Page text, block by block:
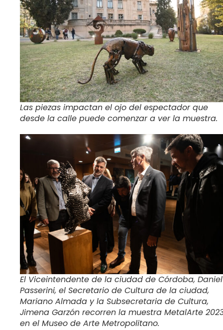
Las piezas impactan el ojo del espectador que
desde la calle puede comenzar a ver la muestra.
El Viceintendente de la ciudad de Córdoba, Daniel
Passerini, el Secretario de Cultura de la ciudad,
Mariano Almada y la Subsecretaria de Cultura,
Jimena Garzón recorren la muestra MetalArte
en el Museo de Arte Metropolitano.